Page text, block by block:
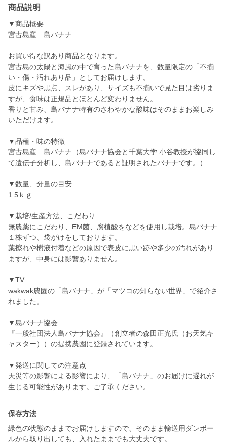
商品説明
▼商品概要
宮古島産 島バナナ
お買い得な訳あり商品となります。
宮古島の太陽と海風の中で育った島バナナを、数量限定の「不揃
い・傷・汚れあり品」としてお届けします。
皮にキズや黒点、スレがあり、サイズも不揃いで見た目は劣りま
すが、食味は正規品とほとんど変わりません。
香りと甘み、島バナナ特有のさわやかな酸味はそのままお楽しみ
いただけます。
▼品種・味の特徴
宮古島産 島バナナ（島バナナ協会と千葉大学 小谷教授が協同し
て遺伝子分析し、島バナナであると証明されたバナナです。）
▼数量、分量の目安
1.5ｋｇ
▼栽培/生産方法、こだわり
無農薬にこだわり、EM菌、腐植酸をなどを使用し栽培。島バナナ
１株ずつ、袋がけをしております。
葉擦れや樹液付着などの原因で表皮に黒い跡や多少の汚れがあり
ますが、中身には影響ありません。
▼TV
wakwak農園の「島バナナ」が「マツコの知らない世界」で紹介さ
れました。
▼島バナナ協会
『一般社団法人島バナナ協会』（創立者の森田正光氏（お天気キ
ャスター））の提携農園に登録されています。
▼発送に関しての注意点
天災等の影響による影響により、「島バナナ」のお届けに遅れが
生じる可能性があります。ご了承ください。
保存方法
緑色の状態のままでお届けしますので、そのまま輸送用ダンボー
ルから取り出しても、入れたままでも大丈夫です。